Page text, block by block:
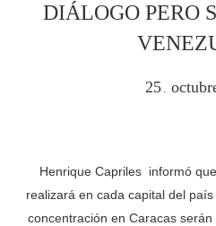
DIÁLOGO PERO
25 .
Henrique Capriles informó
realizará en cada capital del
concentración en Caracas